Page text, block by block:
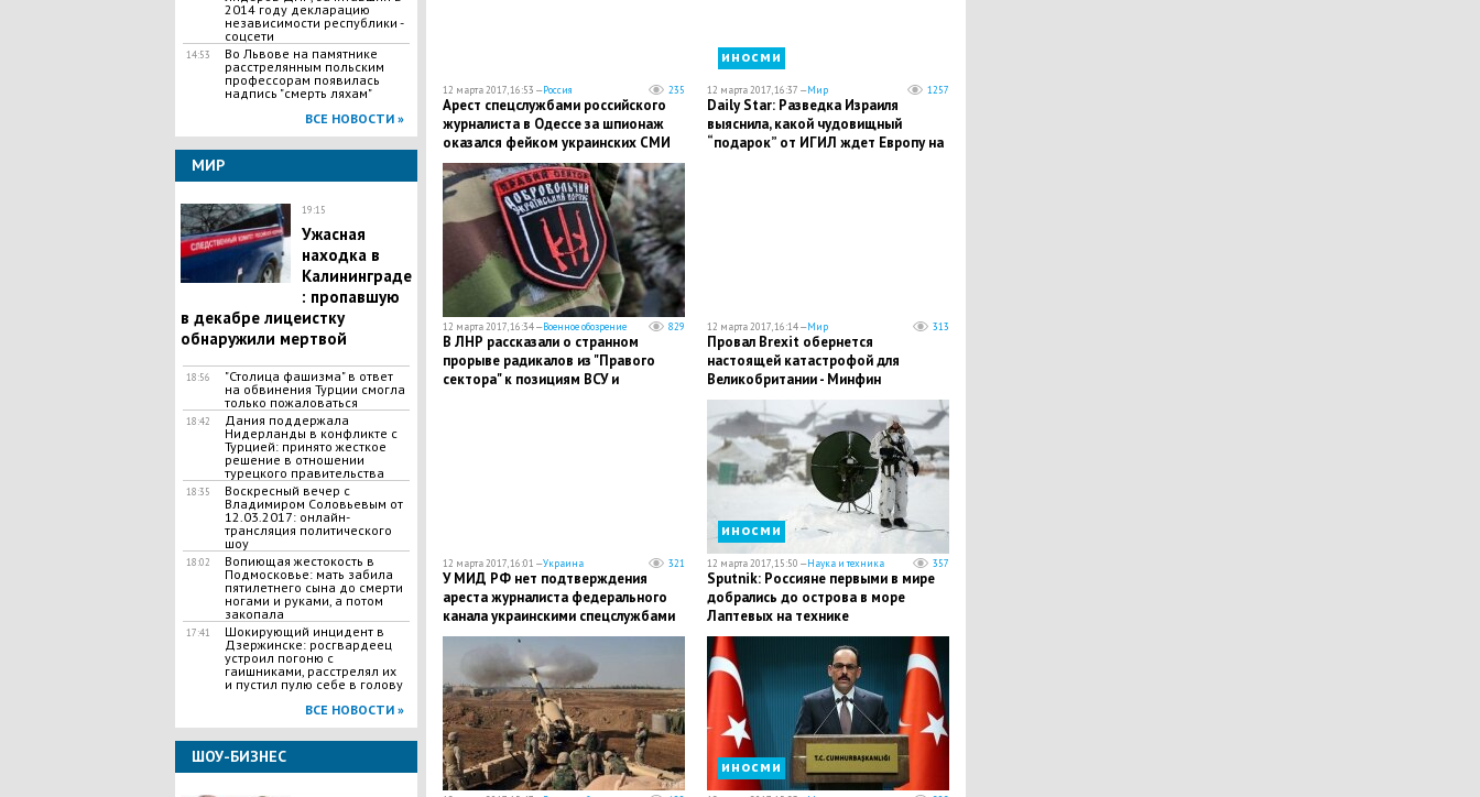
2014 году декларацию
независимости республики -
соцсети
14:53
Во Львове на памятнике
расстрелянным польским
профессорам появилась
надпись "смерть ляхам"
ВСЕ НОВОСТИ »
МИР
19:15
​Ужасная
находка в
Калининграде
: пропавшую
в декабре лицеистку
обнаружили мертвой
18:56
"Столица фашизма" в ответ
на обвинения Турции смогла
только пожаловаться
18:42
Дания поддержала
Нидерланды в конфликте с
Турцией: принято жесткое
решение в отношении
турецкого правительства
18:35
Воскресный вечер с
Владимиром Соловьевым от
12.03.2017: онлайн-
трансляция политического
шоу
18:02
​Вопиющая жестокость в
Подмосковье: мать забила
пятилетнего сына до смерти
ногами и руками, а потом
закопала
17:41
​Шокирующий инцидент в
Дзержинске: росгвардеец
устроил погоню с
гаишниками, расстрелял их
и пустил пулю себе в голову
ВСЕ НОВОСТИ »
ШОУ-БИЗНЕС
12 марта 2017, 16:53 —Россия 235
Арест спецслужбами российского
журналиста в Одессе за шпионаж
оказался фейком украинских СМИ
иносми
12 марта 2017, 16:37 —Мир 1257
Daily Star: Разведка Израиля
выяснила, какой чудовищный
“подарок” от ИГИЛ ждет Европу на
12 марта 2017, 16:34 —Военное обозрение 829
В ЛНР рассказали о странном
прорыве радикалов из "Правого
сектора" к позициям ВСУ и
12 марта 2017, 16:14 —Мир 313
Провал Brexit обернется
настоящей катастрофой для
Великобритании - Минфин
12 марта 2017, 16:01 —Украина 321
У МИД РФ нет подтверждения
ареста журналиста федерального
канала украинскими спецслужбами
иносми
12 марта 2017, 15:50 —Наука и техника 357
Sputnik: Россияне первыми в мире
добрались до острова в море
Лаптевых на технике
иносми